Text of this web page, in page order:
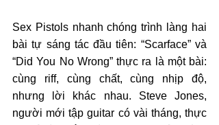
Sex Pistols nhanh chóng trình làng hai
bài tự sáng tác đầu tiên: “Scarface” và
“Did You No Wrong” thực ra là một bài:
cùng riff, cùng chất, cùng nhịp độ,
nhưng lời khác nhau. Steve Jones,
người mới tập guitar có vài tháng, thực